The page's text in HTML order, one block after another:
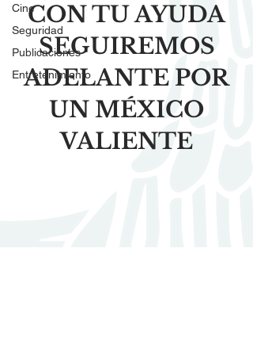
Cine
Seguridad
Publicaciones
Entretenimiento
CON TU AYUDA
SEGUIREMOS
ADELANTE POR
UN MÉXICO
VALIENTE